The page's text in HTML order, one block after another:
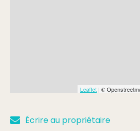
Leaflet | ©
Écrire au propriétaire